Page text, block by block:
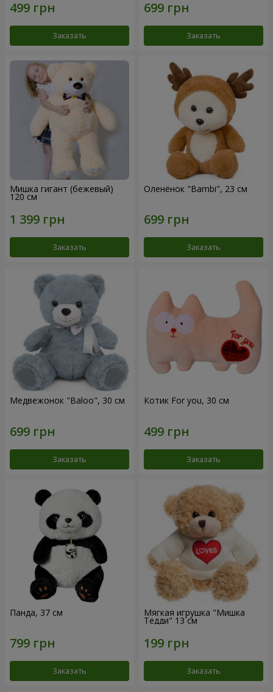
Заказать Заказать
Мишка гигант (бежевый)
120 см
Заказать
Оленёнок "Bambi", 23 см
Заказать
Медвежонок "Baloo", 30 см
Заказать
Котик For you, 30 см
Заказать
Панда, 37 см
Заказать
Мягкая игрушка "Мишка
Тедди" 13 см
Заказать